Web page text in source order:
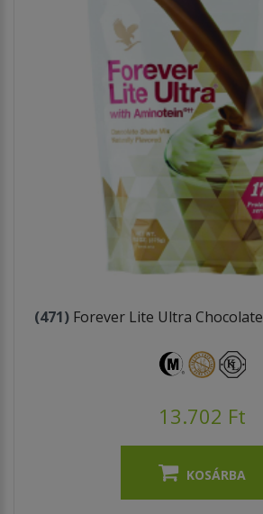
(471) Forever Lite Ultra Chocolate
13.702 Ft
KOSÁRBA